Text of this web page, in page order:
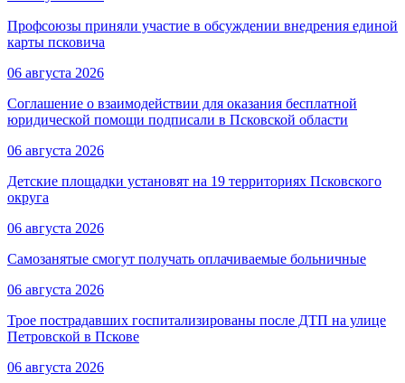
Профсоюзы приняли участие в обсуждении внедрения единой
карты псковича
06 августа 2026
Соглашение о взаимодействии для оказания бесплатной
юридической помощи подписали в Псковской области
06 августа 2026
Детские площадки установят на 19 территориях Псковского
округа
06 августа 2026
Самозанятые смогут получать оплачиваемые больничные
06 августа 2026
Трое пострадавших госпитализированы после ДТП на улице
Петровской в Пскове
06 августа 2026